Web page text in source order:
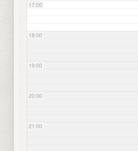
17:00
18:00
19:00
20:00
21:00